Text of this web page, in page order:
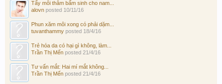
Tẩy môi thâm bẩm sinh cho nam...
alovn posted 10/11/16
Phun xăm môi xong có phải dặm...
tuvanthammy posted 18/4/16
Trẻ hóa da có hại gì không, làm...
Trần Thị Mến posted 21/4/16
Tư vấn mắt: Hai mí mắt không...
Trần Thị Mến posted 21/4/16